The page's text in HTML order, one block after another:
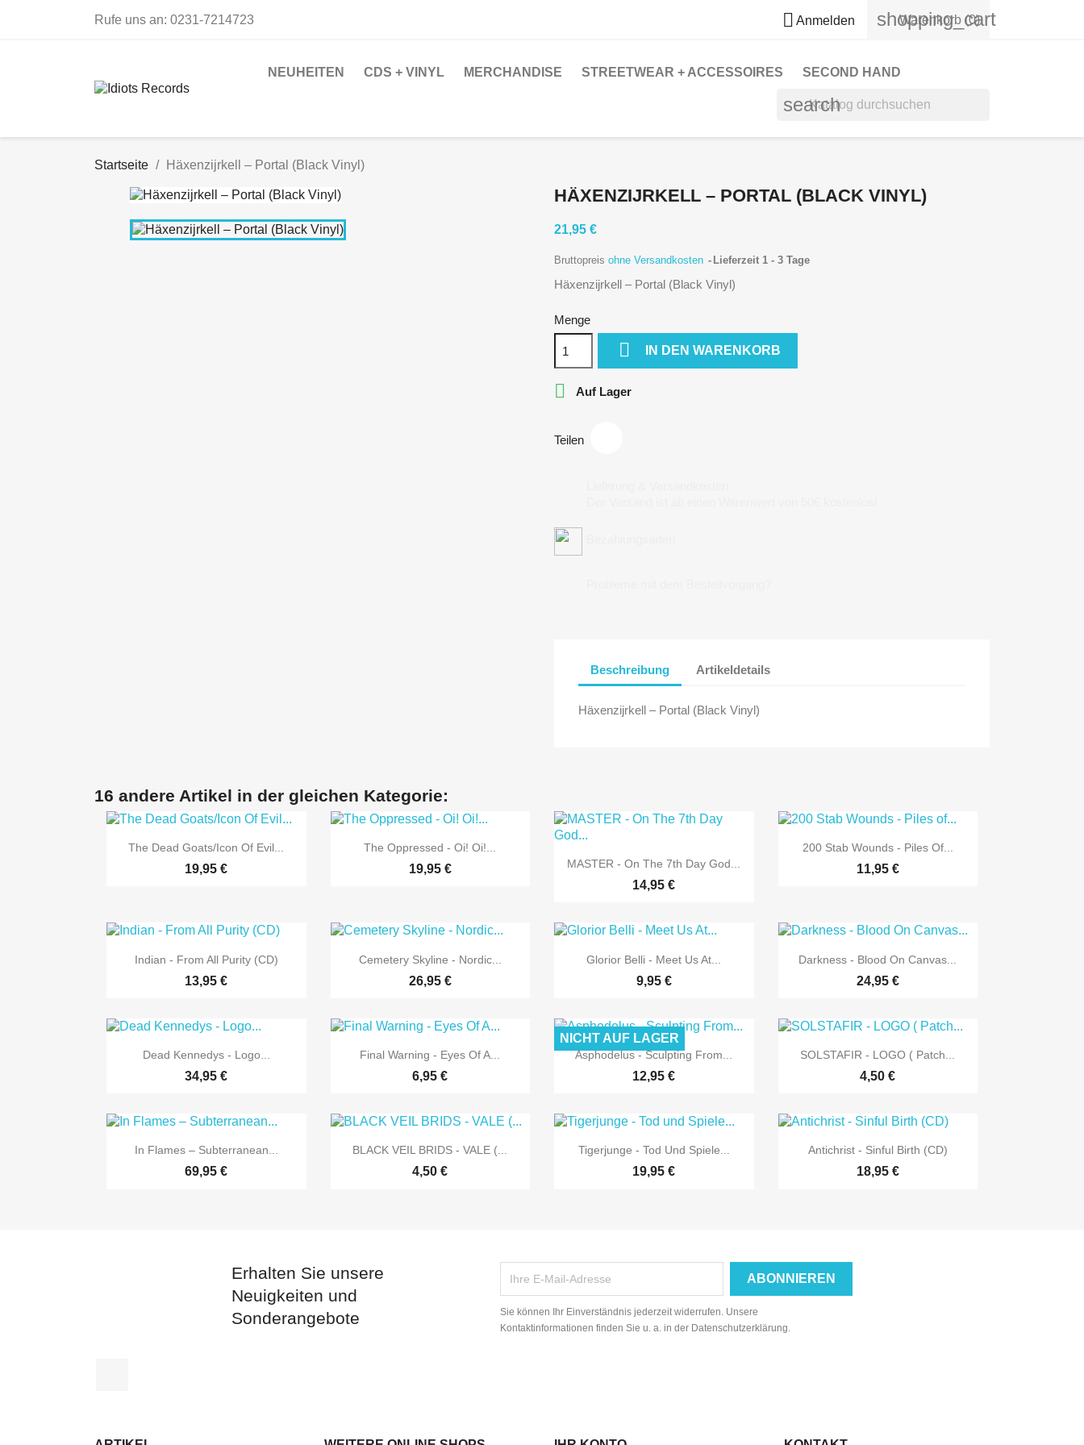
Rufe uns an: 0231-7214723  Anmelden shopping_cart
Warenkorb (0)
NEUHEITEN CDS + VINYL MERCHANDISE STREETWEAR + ACCESSOIRES SECOND HAND
search
Startseite Häxenzijrkell – Portal (Black Vinyl)
HÄXENZIJRKELL – PORTAL (BLACK VINYL)
21,95 €
Bruttopreis ohne Versandkosten Lieferzeit 1 - 3 Tage
Häxenzijrkell – Portal (Black Vinyl)
Menge
 IN DEN WARENKORB
 Auf Lager
Teilen
Beschreibung Artikeldetails
Häxenzijrkell – Portal (Black Vinyl)
16 andere Artikel in der gleichen Kategorie:
 Vorschau
The Dead Goats/Icon Of Evil...
19,95 €
 Vorschau
The Oppressed - Oi! Oi!...
19,95 €  Vorschau
MASTER - On The 7th Day God...
14,95 €
 Vorschau
200 Stab Wounds - Piles Of...
11,95 €
 Vorschau
Indian - From All Purity (CD)
13,95 €
 Vorschau
Cemetery Skyline - Nordic...
26,95 €
 Vorschau
Glorior Belli - Meet Us At...
9,95 €
 Vorschau
Darkness - Blood On Canvas...
24,95 €
 Vorschau
Dead Kennedys - Logo...
34,95 €
 Vorschau
Final Warning - Eyes Of A...
6,95 €
 Vorschau
Asphodelus - Sculpting From...
12,95 €
NICHT AUF LAGER
 Vorschau
SOLSTAFIR - LOGO ( Patch...
4,50 €
 Vorschau
In Flames ‎– Subterranean...
69,95 €
 Vorschau
BLACK VEIL BRIDS - VALE (...
4,50 €
 Vorschau
Tigerjunge - Tod Und Spiele...
19,95 €
 Vorschau
Antichrist - Sinful Birth (CD)
18,95 €
Erhalten Sie unsere
Neuigkeiten und
Sonderangebote
Sie können Ihr Einverständnis jederzeit widerrufen. Unsere
Kontaktinformationen finden Sie u. a. in der Datenschutzerklärung.